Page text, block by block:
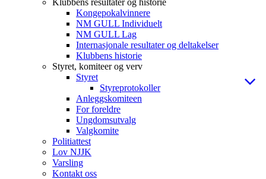
Klubbens resultater og historie
Kongepokalvinnere
NM GULL Individuelt
NM GULL Lag
Internasjonale resultater og deltakelser
Klubbens historie
Styret, komiteer og verv
Styret
Styreprotokoller
Anleggskomiteen
For foreldre
Ungdomsutvalg
Valgkomite
Politiattest
Lov NJJK
Varsling
Kontakt oss